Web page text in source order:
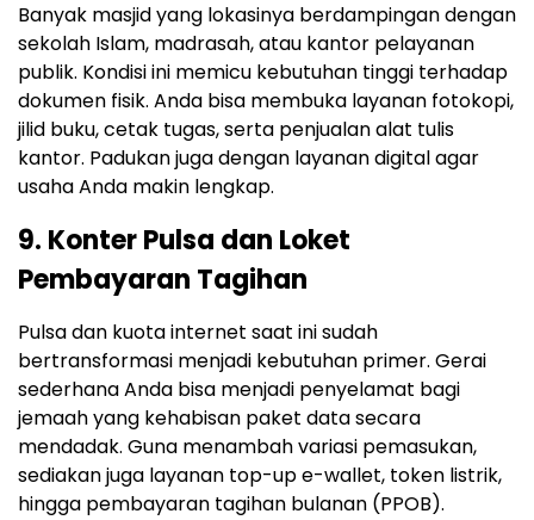
Banyak masjid yang lokasinya berdampingan dengan
sekolah Islam, madrasah, atau kantor pelayanan
publik. Kondisi ini memicu kebutuhan tinggi terhadap
dokumen fisik. Anda bisa membuka layanan fotokopi,
jilid buku, cetak tugas, serta penjualan alat tulis
kantor. Padukan juga dengan layanan digital agar
usaha Anda makin lengkap.
9. Konter Pulsa dan Loket
Pembayaran Tagihan
Pulsa dan kuota internet saat ini sudah
bertransformasi menjadi kebutuhan primer. Gerai
sederhana Anda bisa menjadi penyelamat bagi
jemaah yang kehabisan paket data secara
mendadak. Guna menambah variasi pemasukan,
sediakan juga layanan top-up e-wallet, token listrik,
hingga pembayaran tagihan bulanan (PPOB).